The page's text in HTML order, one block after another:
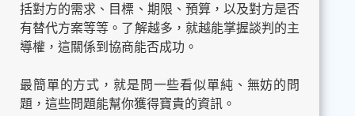
括對方的需求、目標、期限、預算，以及對方是否
有替代方案等等。了解越多，就越能掌握談判的主
導權，這關係到協商能否成功。
最簡單的方式，就是問一些看似單純、無妨的問
題，這些問題能幫你獲得寶貴的資訊。